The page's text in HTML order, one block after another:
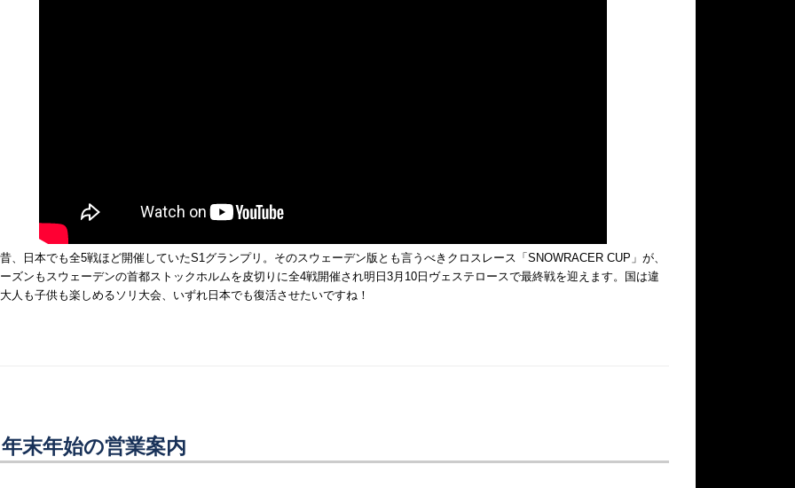
、日本でも全5戦ほど開催していたS1グランプリ。そのスウェーデン版とも言うべきクロスレース「SNOWRACER CUP」が、
ズンもスウェーデンの首都ストックホルムを皮切りに全4戦開催され明日3月10日ヴェステロースで最終戦を迎えます。国は違
人も子供も楽しめるソリ大会、いずれ日本でも復活させたいですね！
年末年始の営業案内